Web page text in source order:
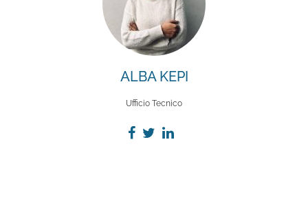
ALBA KEPI
Ufficio Tecnico